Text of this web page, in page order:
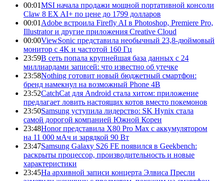
00:01MSI начала продажи мощной портативной консоли
Claw 8 EX AI+ по цене до 1799 долларов
00:01 Adobe встроила Firefly AI в Photoshop, Premiere Pro,
Illustrator и другие приложения Creative Cloud
00:00ViewSonic представила необычный 23,8-дюймовый
монитор с 4K и частотой 160 Гц
23:59В сеть попала крупнейшая база данных с 24
миллиардами записей: что известно об утечке
23:58Nothing готовит новый бюджетный смартфон:
бренд намекнул на возможный Phone 4B
23:52CatchCat для Android стала хитом: приложение
предлагает ловить настоящих котов вместо покемонов
23:50Samsung уступила лидерство: SK Hynix стала
самой дорогой компанией Южной Кореи
23:48Honor представила X80 Pro Max с аккумулятором
на 11 000 мАч и зарядкой 90 Вт
23:47Samsung Galaxy S26 FE появился в Geekbench:
раскрыты процессор, производительность и новые
характеристики
23:45На архивной записи концерта Элвиса Пресли